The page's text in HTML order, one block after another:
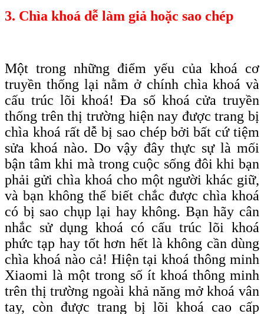
3. Chìa khoá dễ làm giả hoặc sao chép
Một trong những điểm yếu của khoá cơ
truyền thống lại nằm ở chính chìa khoá và
cấu trúc lõi khoá! Đa số khoá cửa truyền
thống trên thị trường hiện nay được trang bị
chìa khoá rất dễ bị sao chép bởi bất cứ tiệm
sửa khoá nào. Do vậy đây thực sự là mối
bận tâm khi mà trong cuộc sống đôi khi bạn
phải gửi chìa khoá cho một người khác giữ,
và bạn không thể biết chắc được chìa khoá
có bị sao chụp lại hay không. Bạn hãy cân
nhắc sử dụng khoá có cấu trúc lõi khoá
phức tạp hay tốt hơn hết là không cần dùng
chìa khoá nào cả! Hiện tại khoá thông minh
Xiaomi là một trong số ít khoá thông minh
trên thị trường ngoài khả năng mở khoá vân
tay, còn được trang bị lõi khoá cao cấp